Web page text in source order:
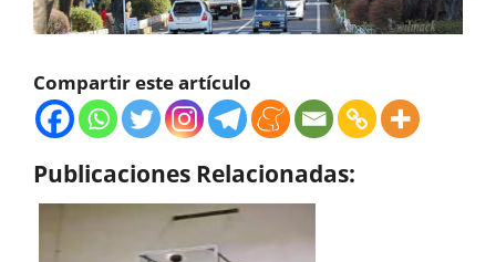
Compartir este artículo
Publicaciones Relacionadas: